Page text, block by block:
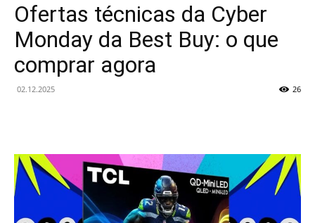
Ofertas técnicas da Cyber ​​
Monday da Best Buy: o que
comprar agora
02.12.2025 26